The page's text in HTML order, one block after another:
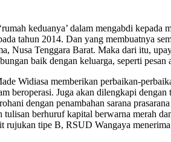
keduanya’ dalam mengabdi
tahun 2014. Dan yang membuatnya
Nusa Tenggara Barat. Maka dari itu,
baik dengan keluarga, seperti pesan
Widiasa memberikan perbaikan-
Juga akan dilengkapi
dengan penambahan sarana
berhuruf kapital berwarna merah
rujukan tipe B, RSUD Wangaya